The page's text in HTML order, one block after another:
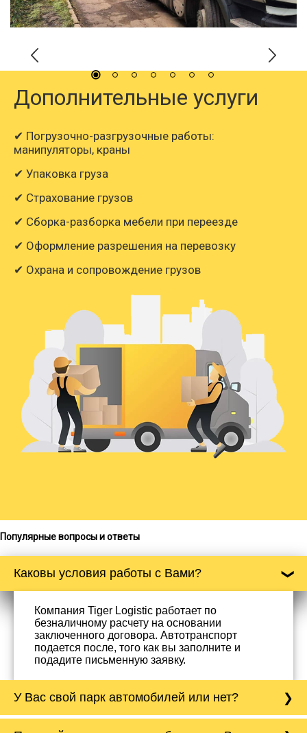
Дополнительные услуги
✔ Погрузочно-разгрузочные работы:
манипуляторы, краны
✔ Упаковка груза
✔ Страхование грузов
✔ Сборка-разборка мебели при переезде
✔ Оформление разрешения на перевозку
✔ Охрана и сопровождение грузов
Популярные вопросы и ответы
Каковы условия работы с Вами?
Компания Tiger Logistic работает по
безналичному расчету на основании
заключенного договора. Автотранспорт
подается после, того как вы заполните и
подадите письменную заявку.
У Вас свой парк автомобилей или нет?